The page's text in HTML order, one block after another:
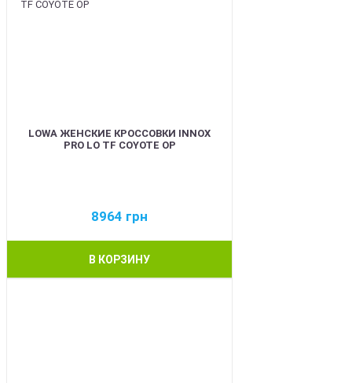
LOWA ЖЕНСКИЕ КРОССОВКИ INNOX
PRO LO TF COYOTE OP
8964 грн
В КОРЗИНУ